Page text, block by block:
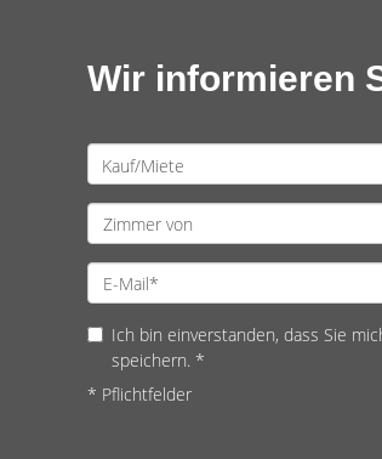
Wir informieren
Ich bin einverstanden, dass Sie
speichern. *
* Pflichtfelder